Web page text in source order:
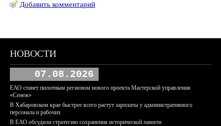
Добавить комментарий
НОВОСТИ
07.08.2026
ЕАО станет пилотным регионом нового проекта Мастерской управления
«Сенеж»
В Хабаровском крае быстрее всего растут зарплаты у административного
персонала и рабочих
В ЕАО обсудили стратегию сохранения исторической памяти